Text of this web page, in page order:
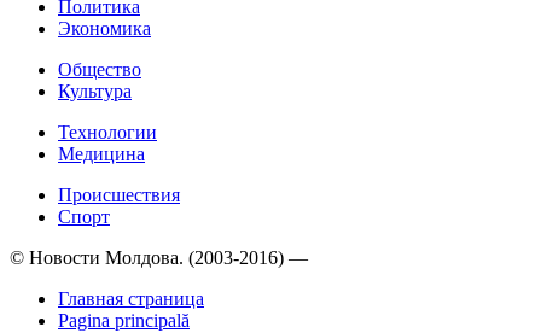
Политика
Экономика
Общество
Культура
Технологии
Медицина
Происшествия
Спорт
© Новости Молдова. (2003-2016) —
Главная страница
Pagina principală